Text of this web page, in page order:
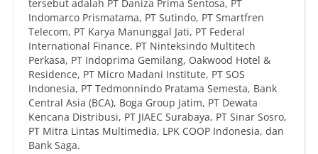
tersebut adalah PT Daniza Prima Sentosa, PT
Indomarco Prismatama, PT Sutindo, PT Smartfren
Telecom, PT Karya Manunggal Jati, PT Federal
International Finance, PT Ninteksindo Multitech
Perkasa, PT Indoprima Gemilang, Oakwood Hotel &
Residence, PT Micro Madani Institute, PT SOS
Indonesia, PT Tedmonnindo Pratama Semesta, Bank
Central Asia (BCA), Boga Group Jatim, PT Dewata
Kencana Distribusi, PT JIAEC Surabaya, PT Sinar Sosro,
PT Mitra Lintas Multimedia, LPK COOP Indonesia, dan
Bank Saga.